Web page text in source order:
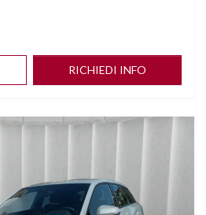
RICHIEDI INFO